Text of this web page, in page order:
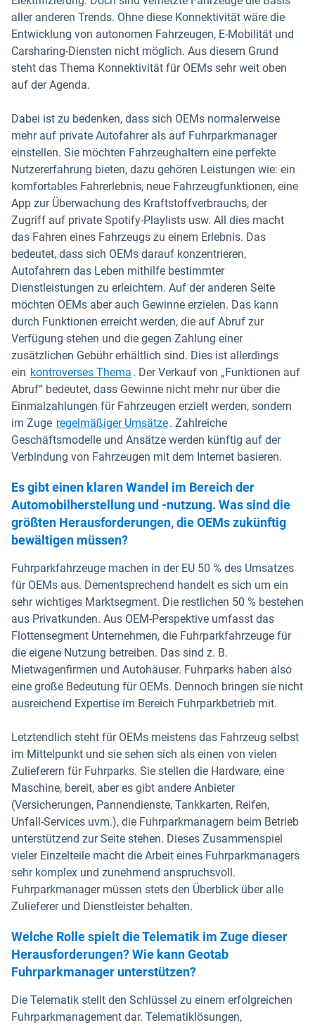
aller anderen Trends. Ohne diese Konnektivität wäre die
Entwicklung von autonomen Fahrzeugen, E-Mobilität und
Carsharing-Diensten nicht möglich. Aus diesem Grund
steht das Thema Konnektivität für OEMs sehr weit oben
auf der Agenda.
Dabei ist zu bedenken, dass sich OEMs normalerweise
mehr auf private Autofahrer als auf Fuhrparkmanager
einstellen. Sie möchten Fahrzeughaltern eine perfekte
Nutzererfahrung bieten, dazu gehören Leistungen wie: ein
komfortables Fahrerlebnis, neue Fahrzeugfunktionen, eine
App zur Überwachung des Kraftstoffverbrauchs, der
Zugriff auf private Spotify-Playlists usw. All dies macht
das Fahren eines Fahrzeugs zu einem Erlebnis. Das
bedeutet, dass sich OEMs darauf konzentrieren,
Autofahrern das Leben mithilfe bestimmter
Dienstleistungen zu erleichtern. Auf der anderen Seite
möchten OEMs aber auch Gewinne erzielen. Das kann
durch Funktionen erreicht werden, die auf Abruf zur
Verfügung stehen und die gegen Zahlung einer
zusätzlichen Gebühr erhältlich sind. Dies ist allerdings
ein kontroverses Thema In neuem Fenster öffnen
. Der Verkauf von „Funktionen auf
Abruf“ bedeutet, dass Gewinne nicht mehr nur über die
Einmalzahlungen für Fahrzeugen erzielt werden, sondern
im Zuge regelmäßiger Umsätze. Zahlreiche
Geschäftsmodelle und Ansätze werden künftig auf der
Verbindung von Fahrzeugen mit dem Internet basieren.
Es gibt einen klaren Wandel im Bereich der
Automobilherstellung und -nutzung. Was sind die
größten Herausforderungen, die OEMs zukünftig
bewältigen müssen?
Fuhrparkfahrzeuge machen in der EU 50 % des Umsatzes
für OEMs aus. Dementsprechend handelt es sich um ein
sehr wichtiges Marktsegment. Die restlichen 50 % bestehen
aus Privatkunden. Aus OEM-Perspektive umfasst das
Flottensegment Unternehmen, die Fuhrparkfahrzeuge für
die eigene Nutzung betreiben. Das sind z. B.
Mietwagenfirmen und Autohäuser. Fuhrparks haben also
eine große Bedeutung für OEMs. Dennoch bringen sie nicht
ausreichend Expertise im Bereich Fuhrparkbetrieb mit.
Letztendlich steht für OEMs meistens das Fahrzeug selbst
im Mittelpunkt und sie sehen sich als einen von vielen
Zulieferern für Fuhrparks. Sie stellen die Hardware, eine
Maschine, bereit, aber es gibt andere Anbieter
(Versicherungen, Pannendienste, Tankkarten, Reifen,
Unfall-Services uvm.), die Fuhrparkmanagern beim Betrieb
unterstützend zur Seite stehen. Dieses Zusammenspiel
vieler Einzelteile macht die Arbeit eines Fuhrparkmanagers
sehr komplex und zunehmend anspruchsvoll.
Fuhrparkmanager müssen stets den Überblick über alle
Zulieferer und Dienstleister behalten.
Welche Rolle spielt die Telematik im Zuge dieser
Herausforderungen? Wie kann Geotab
Fuhrparkmanager unterstützen?
Die Telematik stellt den Schlüssel zu einem erfolgreichen
Fuhrparkmanagement dar. Telematiklösungen,